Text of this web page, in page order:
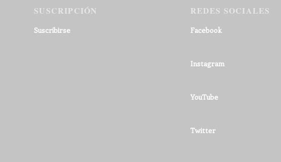
SUSCRIPCIÓN
Suscribirse
REDES SOCIALES
Facebook
Instagram
YouTube
Twitter